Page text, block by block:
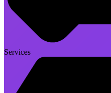
Services